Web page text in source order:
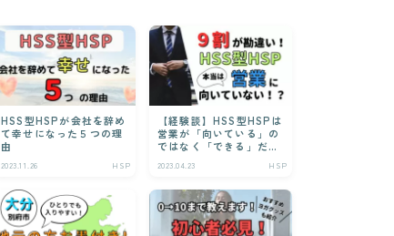
HSS型HSPが会社を辞め
て幸せになった５つの理
由
2023.11.26 HSP
【経験談】HSS型HSPは
営業が「向いている」の
ではなく「できる」だ
2023.04.23 HSP